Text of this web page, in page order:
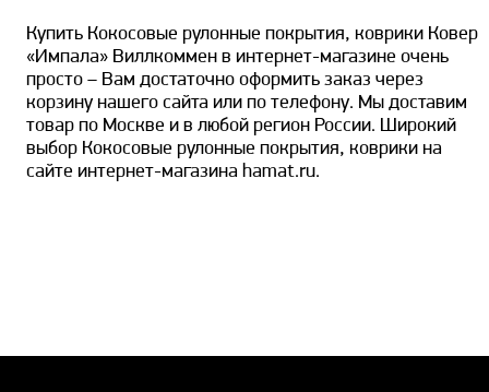
Купить Кокосовые рулонные покрытия, коврики Ковер
«Импала» Виллкоммен в интернет-магазине очень
просто – Вам достаточно оформить заказ через
корзину нашего сайта или по телефону. Мы доставим
товар по Москве и в любой регион России. Широкий
выбор Кокосовые рулонные покрытия, коврики на
сайте интернет-магазина hamat.ru.